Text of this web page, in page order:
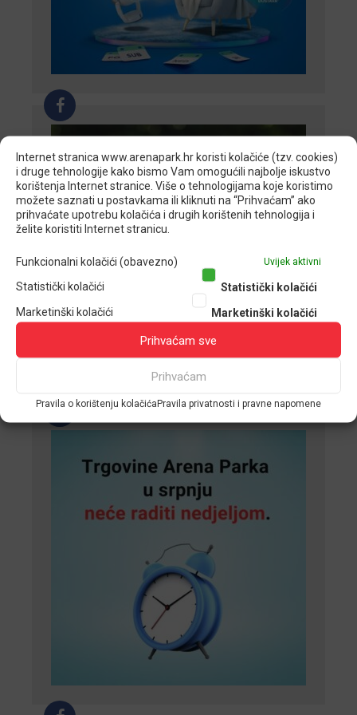
Internet stranica www.arenapark.hr koristi kolačiće (tzv. cookies)
i druge tehnologije kako bismo Vam omogućili najbolje iskustvo
korištenja Internet stranice. Više o tehnologijama koje koristimo
možete saznati u postavkama ili kliknuti na “Prihvaćam” ako
prihvaćate upotrebu kolačića i drugih korištenih tehnologija i
želite koristiti Internet stranicu.
Funkcionalni kolačići (obavezno) Uvijek aktivni
Statistički kolačići
Statistički kolačići
Marketinški kolačići
Marketinški kolačići
Prihvaćam sve
Prihvaćam
Pravila o korištenju kolačićaPravila privatnosti i pravne napomene
F
F